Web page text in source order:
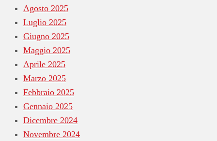
Agosto 2025
Luglio 2025
Giugno 2025
Maggio 2025
Aprile 2025
Marzo 2025
Febbraio 2025
Gennaio 2025
Dicembre 2024
Novembre 2024